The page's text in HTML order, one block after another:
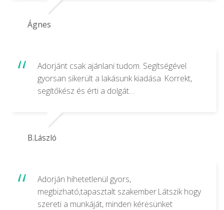
Ágnes
Adorjánt csak ajánlani tudom. Segítségével
gyorsan sikerült a lakásunk kiadása. Korrekt,
segítőkész és érti a dolgát…
B.László
Adorján hihetetlenül gyors,
megbizható,tapasztalt szakember.Látszik hogy
szereti a munkáját, minden kérėsünket